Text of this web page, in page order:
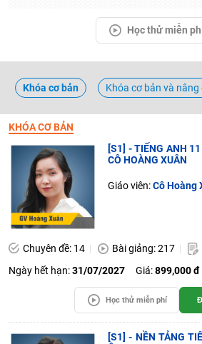
Học thử miễn
Khóa cơ bản Khóa cơ bản và nâng
KHÓA CƠ BẢN
[S1] - TIẾNG ANH
CÔ HOÀNG XUÂN
Giáo viên:Cô Hoàng
Chuyên đề: 14 Bài giảng: 217
Ngày hết hạn:31/07/2027 Giá:899,000 đ
Học thử miễn phí
[S1] - NỀN TẢNG